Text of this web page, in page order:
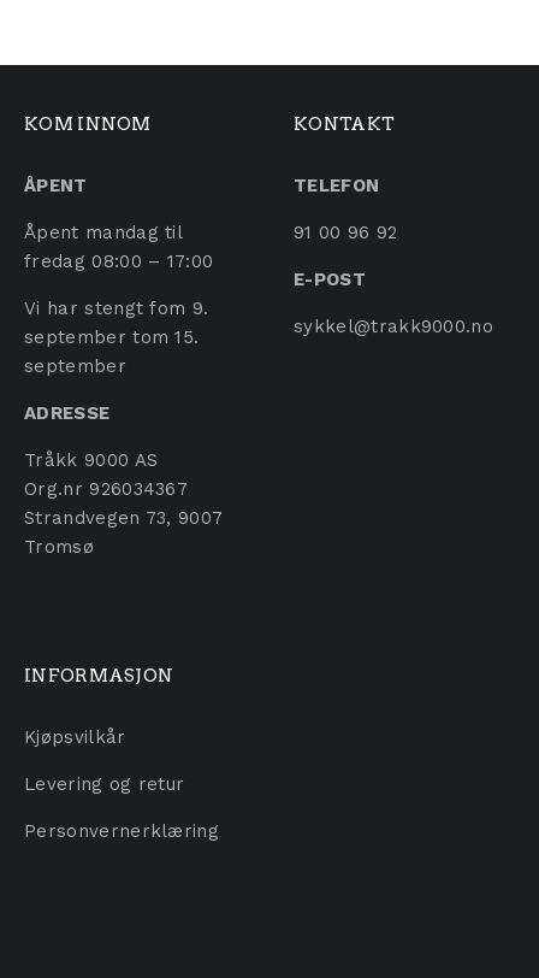
KOM INNOM
ÅPENT
Åpent mandag til
fredag 08:00 – 17:00
Vi har stengt fom 9.
september tom 15.
september
ADRESSE
Tråkk 9000 AS
Org.nr 926034367
Strandvegen 73, 9007
Tromsø
KONTAKT
TELEFON
91 00 96 92
E-POST
sykkel@trakk9000.no
INFORMASJON
Kjøpsvilkår
Levering og retur
Personvernerklæring